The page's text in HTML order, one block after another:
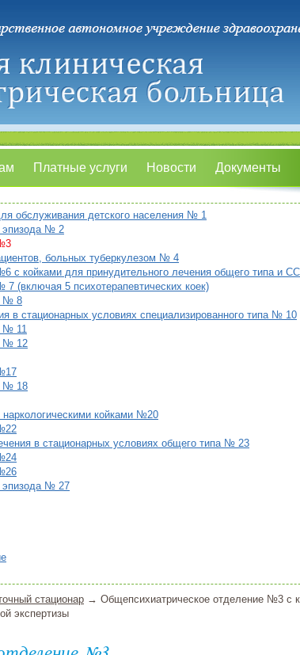
Платные услуги Новости Документы
обслуживания детского населения № 1
эпизода № 2
больных туберкулезом № 4
c койками для принудительного лечения общего типа и
(включая 5 психотерапевтических коек)
№ 8
в стационарных условиях специализированного типа № 10
№ 11
№ 12
№ 18
койками №20
в стационарных условиях общего типа № 23
эпизода № 27
стационар → Общепсихиатрическое отделение №3 с
экспертизы